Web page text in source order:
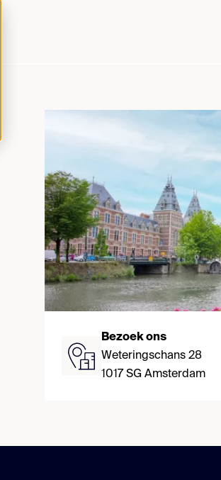
Bezoek ons
Weteringschans 28
1017 SG Amsterdam